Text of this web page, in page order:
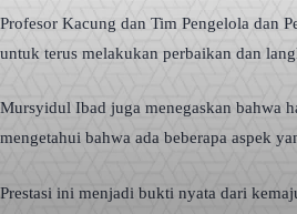
Profesor Kacung dan Tim Pengelola dan
untuk terus melakukan perbaikan dan
Mursyidul Ibad juga menegaskan bahwa
mengetahui bahwa ada beberapa aspek
Prestasi ini menjadi bukti nyata dari